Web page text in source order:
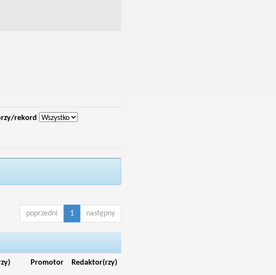
rekord
poprzedni 1 następny
Promotor Redaktor(rzy)